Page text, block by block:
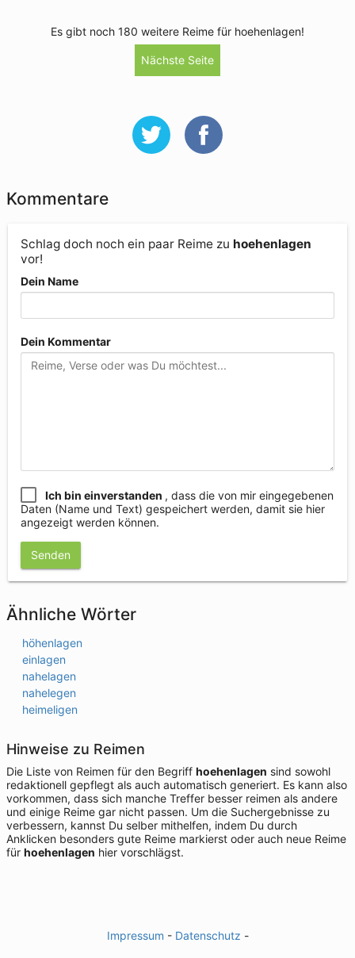
Es gibt noch 180 weitere Reime für hoehenlagen!
Nächste Seite
Kommentare
Schlag doch noch ein paar Reime zu hoehenlagen
vor!
Dein Name
Dein Kommentar
Ich bin einverstanden , dass die von mir eingegebenen
Daten (Name und Text) gespeichert werden, damit sie hier
angezeigt werden können.
Senden
Ähnliche Wörter
höhenlagen
einlagen
nahelagen
nahelegen
heimeligen
Hinweise zu Reimen
Die Liste von Reimen für den Begriff hoehenlagen sind sowohl
redaktionell gepflegt als auch automatisch generiert. Es kann also
vorkommen, dass sich manche Treffer besser reimen als andere
und einige Reime gar nicht passen. Um die Suchergebnisse zu
verbessern, kannst Du selber mithelfen, indem Du durch
Anklicken besonders gute Reime markierst oder auch neue Reime
für hoehenlagen hier vorschlägst.
Impressum - Datenschutz -